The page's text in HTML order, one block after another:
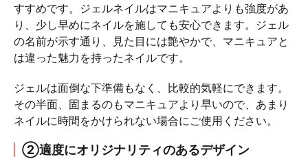
すすめです。ジェルネイルはマニキュアよりも強度があ
り、少し早めにネイルを施しても安心できます。ジェル
の名前が示す通り、見た目には艶やかで、マニキュアと
は違った魅力を持ったネイルです。
ジェルは面倒な下準備もなく、比較的気軽にできます。
その半面、固まるのもマニキュアより早いので、あまり
ネイルに時間をかけられない場合にご使用ください。
②適度にオリジナリティのあるデザイン